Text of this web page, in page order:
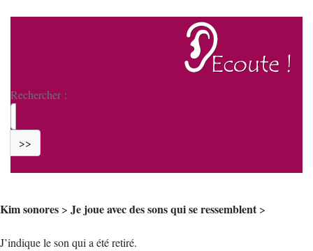
Rechercher :
>>
Kim sonores > Je joue avec des sons qui se ressemblent >
J’indique le son qui a été retiré.